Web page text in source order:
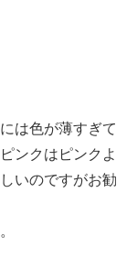
は色が薄すぎて
ンクはピンクよ
いのですがお勧